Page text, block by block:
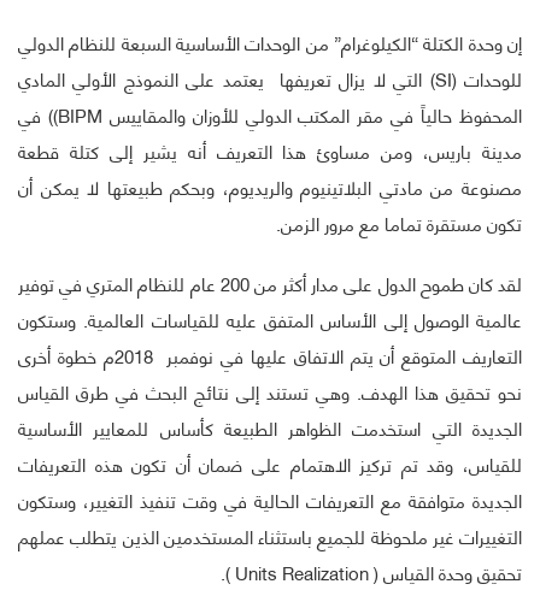
إن وحدة الكتلة “الكيلوغرام” من الوحدات الأساسية السبعة للنظام الدولي
للوحدات (SI) التي لا يزال تعريفها يعتمد على النموذج الأولي المادي
المحفوظ حالياً في مقر المكتب الدولي للأوزان والمقاييس BIPM)) في
مدينة باريس، ومن مساوئ هذا التعريف أنه يشير إلى كتلة قطعة
مصنوعة من مادتي البلاتينيوم والريديوم، وبحكم طبيعتها لا يمكن أن
تكون مستقرة تماما مع مرور الزمن.
لقد كان طموح الدول على مدار أكثر من 200 عام للنظام المتري في توفير
عالمية الوصول إلى الأساس المتفق عليه للقياسات العالمية. وستكون
التعاريف المتوقع أن يتم الاتفاق عليها في نوفمبر 2018م خطوة أخرى
نحو تحقيق هذا الهدف. وهي تستند إلى نتائج البحث في طرق القياس
الجديدة التي استخدمت الظواهر الطبيعة كأساس للمعايير الأساسية
للقياس، وقد تم تركيز الاهتمام على ضمان أن تكون هذه التعريفات
الجديدة متوافقة مع التعريفات الحالية في وقت تنفيذ التغيير، وستكون
التغييرات غير ملحوظة للجميع باستثناء المستخدمين الذين يتطلب عملهم
تحقيق وحدة القياس ( Units Realization ).